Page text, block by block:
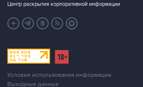
Центр раскрытия корпоративной информации
Условия использования информации
Выходные данные